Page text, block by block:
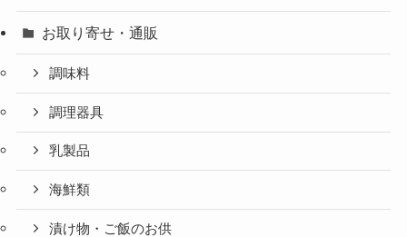
お取り寄せ・通販
調味料
調理器具
乳製品
海鮮類
漬け物・ご飯のお供